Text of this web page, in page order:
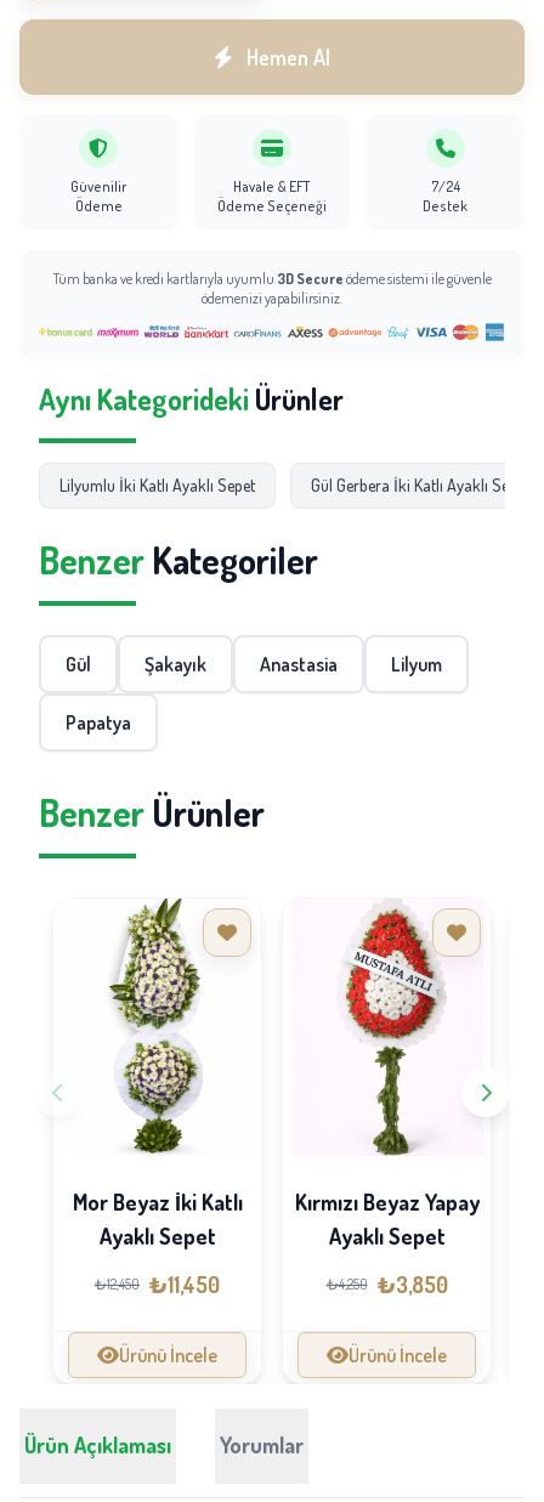
Hemen Al
Güvenilir
Ödeme
Havale & EFT
Ödeme Seçeneği
7/24
Destek
Tüm banka ve kredi kartlarıyla uyumlu 3D Secure ödeme sistemi ile güvenle
ödemenizi yapabilirsiniz.
Aynı Kategorideki Ürünler
Lilyumlu İki Katlı Ayaklı Sepet Gül Gerbera İki Katlı Ayaklı Sepet
Benzer Kategoriler
Gül Şakayık Anastasia Lilyum
Papatya
Benzer Ürünler
Mor Beyaz İki Katlı
Ayaklı Sepet
₺12,450 ₺11,450
Ürünü İncele
Kırmızı Beyaz Yapay
Ayaklı Sepet
₺4,250 ₺3,850
Ürünü İncele
Ürün Açıklaması Yorumlar